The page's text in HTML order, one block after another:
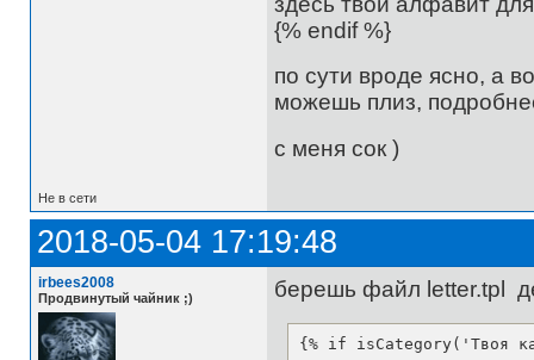
{% endif %}
по сути вроде ясно, а
можешь плиз,
с меня сок )
Не в сети
2018-05-04 17:19:48
irbees2008
Продвинутый чайник ;) берешь файл letter.tpl
{% if isCategory('Твоя